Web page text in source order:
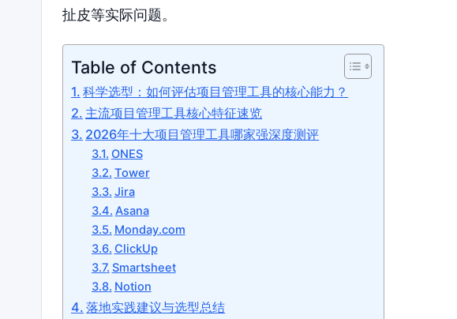
扯皮等实际问题。
Table of Contents
科学选型：如何评估项目管理工具的核心能力？
主流项目管理工具核心特征速览
2026年十大项目管理工具哪家强深度测评
ONES
Tower
Jira
Asana
Monday.com
ClickUp
Smartsheet
Notion
落地实践建议与选型总结